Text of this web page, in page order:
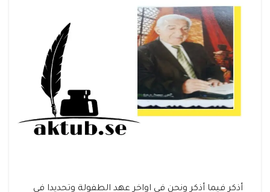
أذكر فيما أذكر ونحن في اواخر عهد الطفولة وتحديدا في